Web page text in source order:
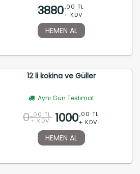
3880,00 TL
+ KDV
HEMEN AL
12 li kokina ve Güller
Aynı Gün Teslimat
0 ,00 TL
+ KDV 1000,00 TL
+ KDV
HEMEN AL